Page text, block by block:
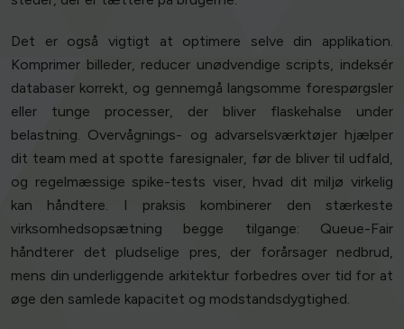
Det er også vigtigt at optimere selve din applikation.
Komprimer billeder, reducer unødvendige scripts, indeksér
databaser korrekt, og gennemgå langsomme forespørgsler
eller tunge processer, der bliver flaskehalse under
belastning. Overvågnings- og advarselsværktøjer hjælper
dit team med at spotte faresignaler, før de bliver til udfald,
og regelmæssige spike-tests viser, hvad dit miljø virkelig
kan håndtere. I praksis kombinerer den stærkeste
virksomhedsopsætning begge tilgange: Queue-Fair
håndterer det pludselige pres, der forårsager nedbrud,
mens din underliggende arkitektur forbedres over tid for at
øge den samlede kapacitet og modstandsdygtighed.